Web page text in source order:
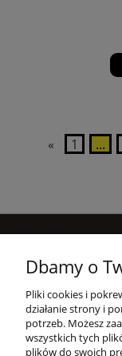
« 1 ...
Dbamy o
Pliki cookies i
działanie strony i
potrzeb. Możesz
wszystkich tych
plików do swoich